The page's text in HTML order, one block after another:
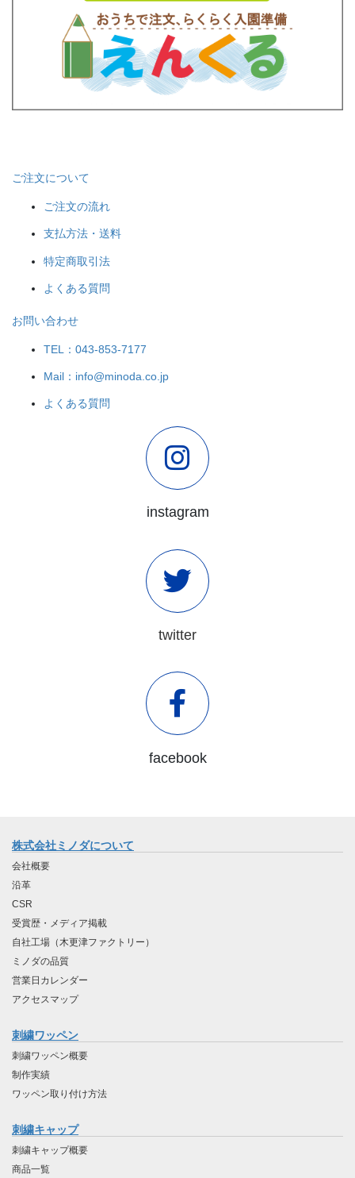
ご注文について
ご注文の流れ
支払方法・送料
特定商取引法
よくある質問
お問い合わせ
TEL：043-853-7177
Mail：info@minoda.co.jp
よくある質問
instagram
twitter
facebook
株式会社ミノダについて
会社概要
沿革
CSR
受賞歴・メディア掲載
自社工場（木更津ファクトリー）
ミノダの品質
営業日カレンダー
アクセスマップ
刺繍ワッペン
刺繍ワッペン概要
制作実績
ワッペン取り付け方法
刺繍キャップ
刺繍キャップ概要
商品一覧